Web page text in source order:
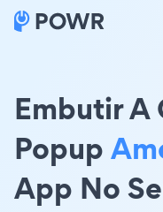
Embutir A
Popup
App No